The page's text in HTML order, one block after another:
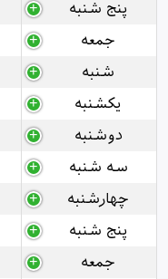
پنج شنبه
جمعه
شنبه
یکشنبه
دوشنبه
سه شنبه
چهارشنبه
پنج شنبه
جمعه